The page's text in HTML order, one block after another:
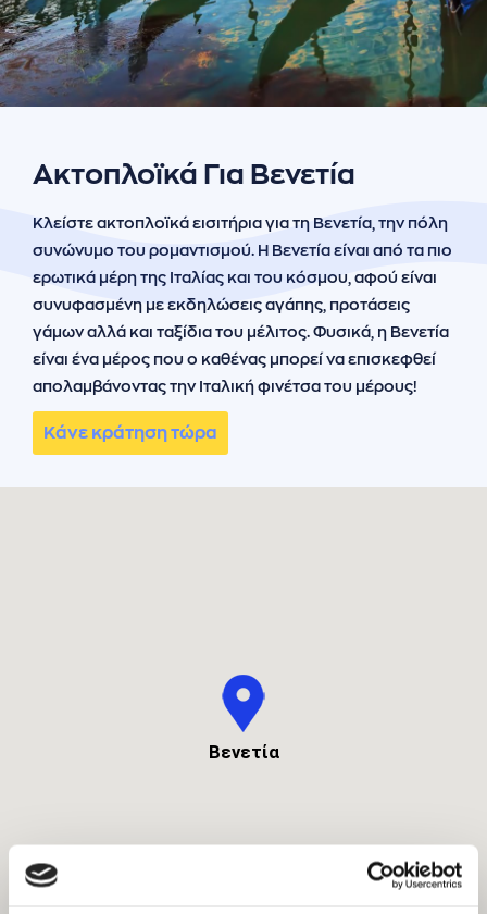
απορρήτου
Cookies
Ακτοπλοϊκά Για Βενετία
Κλείστε ακτοπλοϊκά εισιτήρια για τη Βενετία, την πόλη
συνώνυμο του ρομαντισμού. Η Βενετία είναι από τα πιο
ερωτικά μέρη της Ιταλίας και του κόσμου, αφού είναι
συνυφασμένη με εκδηλώσεις αγάπης, προτάσεις
γάμων αλλά και ταξίδια του μέλιτος. Φυσικά, η Βενετία
είναι ένα μέρος που ο καθένας μπορεί να επισκεφθεί
απολαμβάνοντας την Ιταλική φινέτσα του μέρους!
Κάνε κράτηση τώρα
Βενετία